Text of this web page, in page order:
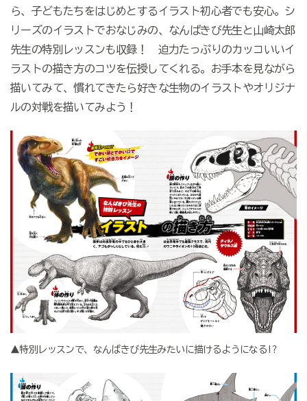
ら、子どもたちをはじめとするイラスト初心者でも安心。シ
リーズのイラストでおなじみの、なんばきび先生と山崎太郎
先生の特別レッスンも収録！ 迫力たっぷりのカッコいいイ
ラストの描き方のコツを伝授してくれる。お手本を見ながら
描いてみて、慣れてきたら好きな生物のイラストやオリジナ
ルの対戦を描いてみよう！
▲特別レッスンで、なんばきび先生みたいに描けるようになる!?